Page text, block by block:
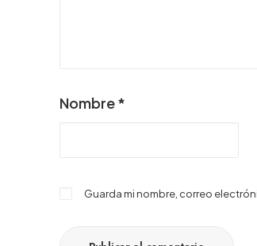
Nombre*
Guarda mi nombre, correo